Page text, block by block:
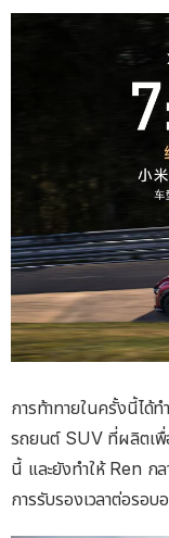
การท้าทายในครั้งนี้ได้ท
รถยนต์ SUV ที่ผลิตเ
นี้ และยังทำให้ Ren ก
การรับรองเวลาต่อรอ